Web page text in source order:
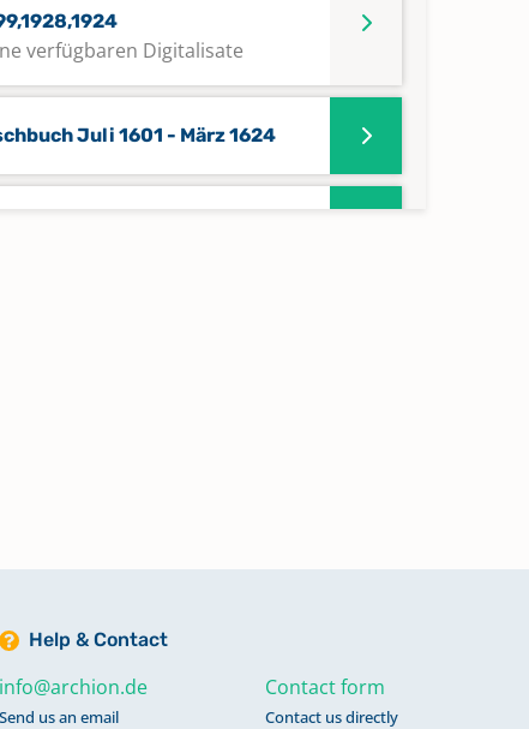
verfügbaren Digitalisate
Juli 1601 - März 1624
1846 - Jan. 1870
Help & Contact
info@archion.de
Send us an email
Contact form
Contact us directly